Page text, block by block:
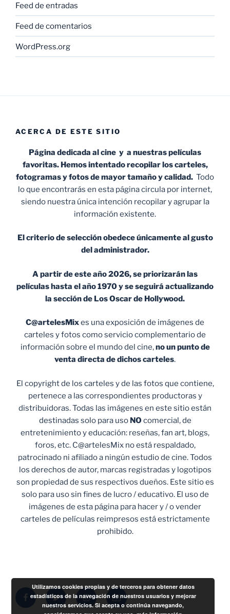
Feed de entradas
Feed de comentarios
WordPress.org
ACERCA DE ESTE SITIO
Página dedicada al cine y a nuestras películas
favoritas. Hemos intentado recopilar los carteles,
fotogramas y fotos de mayor tamaño y calidad. Todo
lo que encontrarás en esta página circula por internet,
siendo nuestra única intención recopilar y agrupar la
información existente.
El criterio de selección obedece únicamente al gusto
del administrador.
A partir de este año 2026, se priorizarán las
películas hasta el año 1970 y se seguirá actualizando
la sección de Los Oscar de Hollywood.
C@artelesMixes una exposición de imágenes de
carteles y fotos como servicio complementario de
información sobre el mundo del cine,no un punto de
venta directa de dichos carteles.
El copyright de los carteles y de las fotos que contiene,
pertenece a las correspondientes productoras y
distribuidoras. Todas las imágenes en este sitio están
destinadas solo para uso NO comercial, de
entretenimiento y educación: reseñas, fan art, blogs,
foros, etc. C@artelesMix no está respaldado,
patrocinado ni afiliado a ningún estudio de cine. Todos
los derechos de autor, marcas registradas y logotipos
son propiedad de sus respectivos dueños. Este sitio es
solo para uso sin fines de lucro / educativo. El uso de
imágenes de esta página para hacer y / o vender
carteles de películas reimpresos está estrictamente
prohibido.
FacebookTwitter InstagramCorreo
electrónico
Utilizamos cookies propias y de terceros para obtener datos
estadísticos de la navegación de nuestros usuarios y mejorar
nuestros servicios. Si acepta o continúa navegando,